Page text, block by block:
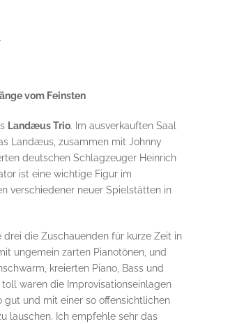
vom Feinsten
Landæus Trio. Im ausverkauften Saal
Landæus, zusammen mit Johnny
deutschen Schlagzeuger Heinrich
ist eine wichtige Figur im
verschiedener neuer Spielstätten in
die Zuschauenden für kurze Zeit in
ungemein zarten Pianotönen, und
kreierten Piano, Bass und
waren die Improvisationseinlagen
gut und mit einer so offensichtlichen
lauschen. Ich empfehle sehr das